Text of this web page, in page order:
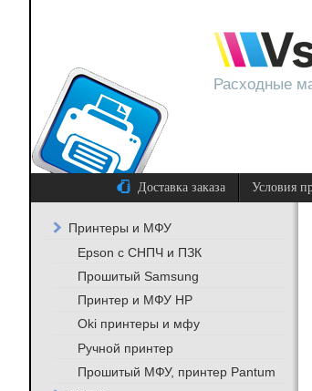
Расходные
Доставка заказа Условия
Принтеры и МФУ
Epson с СНПЧ и ПЗК
Прошитый Samsung
Принтер и МФУ HP
Oki принтеры и мфу
Ручной принтер
Прошитый МФУ, принтер Pantum